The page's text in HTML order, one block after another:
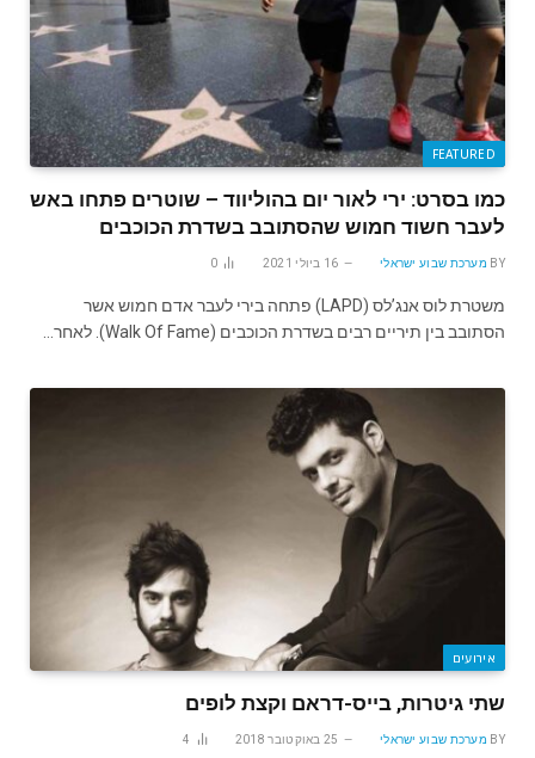
FEATURED
כמו בסרט: ירי לאור יום בהוליווד – שוטרים פתחו באש
לעבר חשוד חמוש שהסתובב בשדרת הכוכבים
BY מערכת שבוע ישראלי 16 ביולי 2021 0
משטרת לוס אנג’לס (LAPD) פתחה בירי לעבר אדם חמוש אשר
הסתובב בין תיריים רבים בשדרת הכוכבים (Walk Of Fame). לאחר…
אירועים
שתי גיטרות, בייס-דראם וקצת לופים
BY מערכת שבוע ישראלי 25 באוקטובר 2018 4